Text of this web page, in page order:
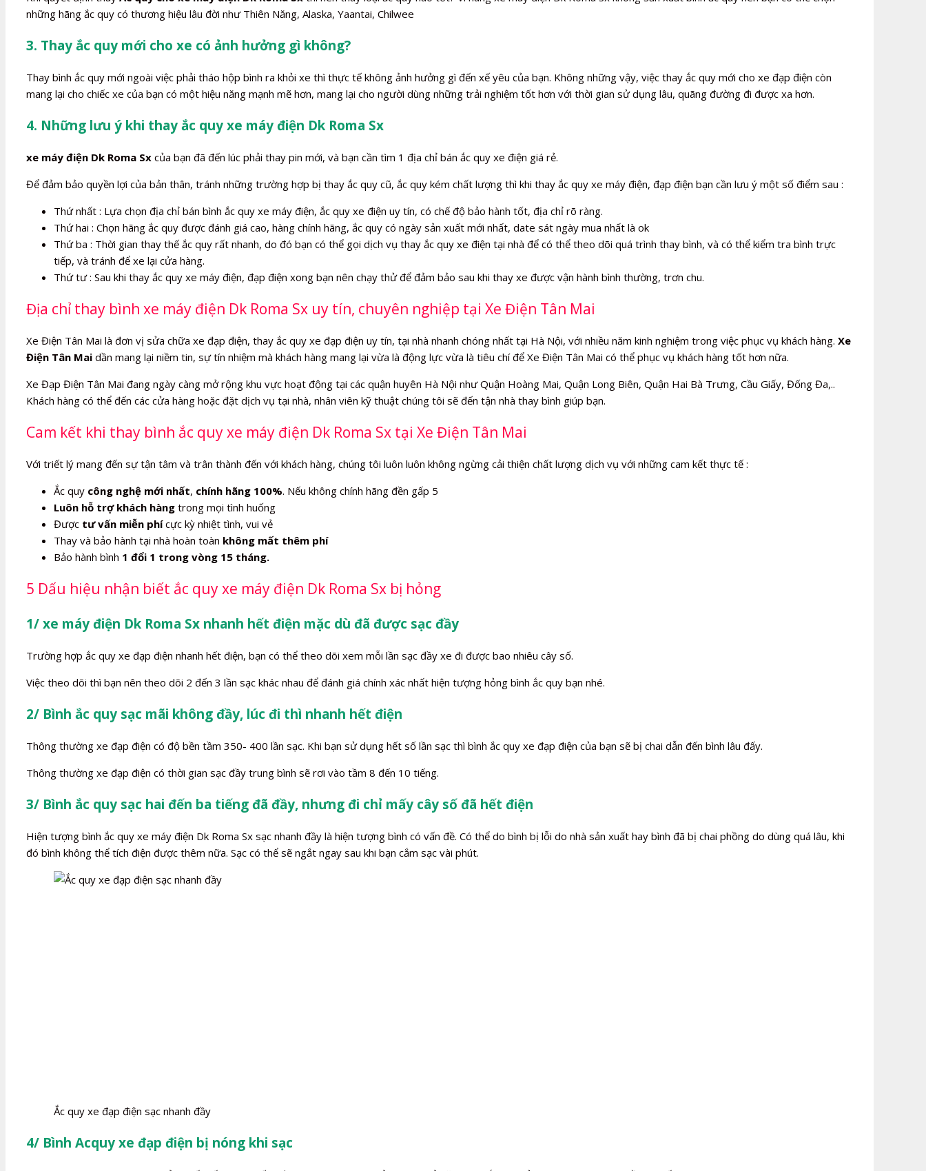
những hãng ắc quy có thương hiệu lâu đời như Thiên Năng, Alaska, Yaantai, Chilwee
3. Thay ắc quy mới cho xe có ảnh hưởng gì không?
Thay bình ắc quy mới ngoài việc phải tháo hộp bình ra khỏi xe thì thực tế không ảnh hưởng gì đến xế yêu của bạn. Không những vậy, việc thay ắc quy mới cho xe đạp điện còn
mang lại cho chiếc xe của bạn có một hiệu năng mạnh mẽ hơn, mang lại cho người dùng những trải nghiệm tốt hơn với thời gian sử dụng lâu, quãng đường đi được xa hơn.
4. Những lưu ý khi thay ắc quy xe máy điện Dk Roma Sx
xe máy điện Dk Roma Sx của bạn đã đến lúc phải thay pin mới, và bạn cần tìm 1 địa chỉ bán ắc quy xe điện giá rẻ.
Để đảm bảo quyền lợi của bản thân, tránh những trường hợp bị thay ắc quy cũ, ắc quy kém chất lượng thì khi thay ắc quy xe máy điện, đạp điện bạn cần lưu ý một số điểm sau :
Thứ nhất : Lựa chọn địa chỉ bán bình ắc quy xe máy điện, ắc quy xe điện uy tín, có chế độ bảo hành tốt, địa chỉ rõ ràng.
Thứ hai : Chọn hãng ắc quy được đánh giá cao, hàng chính hãng, ắc quy có ngày sản xuất mới nhất, date sát ngày mua nhất là ok
Thứ ba : Thời gian thay thế ắc quy rất nhanh, do đó bạn có thể gọi dịch vụ thay ắc quy xe điện tại nhà để có thể theo dõi quá trình thay bình, và có thể kiểm tra bình trực
tiếp, và tránh để xe lại cửa hàng.
Thứ tư : Sau khi thay ắc quy xe máy điện, đạp điện xong bạn nên chạy thử để đảm bảo sau khi thay xe được vận hành bình thường, trơn chu.
Địa chỉ thay bình xe máy điện Dk Roma Sx uy tín, chuyên nghiệp tại Xe Điện Tân Mai
Xe Điện Tân Mai là đơn vị sửa chữa xe đạp điện, thay ắc quy xe đạp điện uy tín, tại nhà nhanh chóng nhất tại Hà Nội, với nhiều năm kinh nghiệm trong việc phục vụ khách hàng. Xe
Điện Tân Mai dần mang lại niềm tin, sự tín nhiệm mà khách hàng mang lại vừa là động lực vừa là tiêu chí để Xe Điện Tân Mai có thể phục vụ khách hàng tốt hơn nữa.
Xe Đạp Điện Tân Mai đang ngày càng mở rộng khu vực hoạt động tại các quận huyên Hà Nội như Quận Hoàng Mai, Quận Long Biên, Quận Hai Bà Trưng, Cầu Giấy, Đống Đa,..
Khách hàng có thể đến các cửa hàng hoặc đặt dịch vụ tại nhà, nhân viên kỹ thuật chúng tôi sẽ đến tận nhà thay bình giúp bạn.
Cam kết khi thay bình ắc quy xe máy điện Dk Roma Sx tại Xe Điện Tân Mai
Với triết lý mang đến sự tận tâm và trân thành đến với khách hàng, chúng tôi luôn luôn không ngừng cải thiện chất lượng dịch vụ với những cam kết thực tế :
Ắc quy công nghệ mới nhất, chính hãng 100%. Nếu không chính hãng đền gấp 5
Luôn hỗ trợ khách hàng trong mọi tình huống
Được tư vấn miễn phícực kỳ nhiệt tình, vui vẻ
Thay và bảo hành tại nhà hoàn toàn không mất thêm phí
Bảo hành bình 1 đổi 1 trong vòng 15 tháng.
5 Dấu hiệu nhận biết ắc quy xe máy điện Dk Roma Sx bị hỏng
1/ xe máy điện Dk Roma Sx nhanh hết điện mặc dù đã được sạc đầy
Trường hợp ắc quy xe đạp điện nhanh hết điện, bạn có thể theo dõi xem mỗi lần sạc đầy xe đi được bao nhiêu cây số.
Việc theo dõi thì bạn nên theo dõi 2 đến 3 lần sạc khác nhau để đánh giá chính xác nhất hiện tượng hỏng bình ắc quy bạn nhé.
2/ Bình ắc quy sạc mãi không đầy, lúc đi thì nhanh hết điện
Thông thường xe đạp điện có độ bền tầm 350- 400 lần sạc. Khi bạn sử dụng hết số lần sạc thì bình ắc quy xe đạp điện của bạn sẽ bị chai dẫn đến bình lâu đấy.
Thông thường xe đạp điện có thời gian sạc đầy trung bình sẽ rơi vào tầm 8 đến 10 tiếng.
3/ Bình ắc quy sạc hai đến ba tiếng đã đầy, nhưng đi chỉ mấy cây số đã hết điện
Hiện tượng bình ắc quy xe máy điện Dk Roma Sx sạc nhanh đầy là hiện tượng bình có vấn đề. Có thể do bình bị lỗi do nhà sản xuất hay bình đã bị chai phồng do dùng quá lâu, khi
đó bình không thể tích điện được thêm nữa. Sạc có thể sẽ ngắt ngay sau khi bạn cắm sạc vài phút.
Ắc quy xe đạp điện sạc nhanh đầy
4/ Bình Acquy xe đạp điện bị nóng khi sạc